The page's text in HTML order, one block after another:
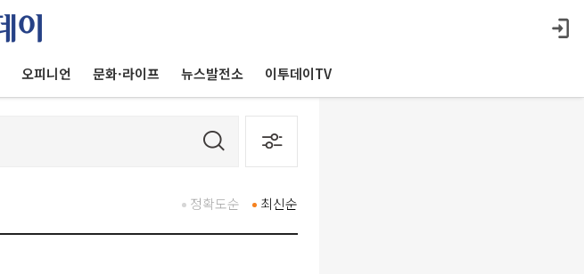
오피니언 문화·라이프 뉴스발전소 이투데이TV
최신순
정확도순